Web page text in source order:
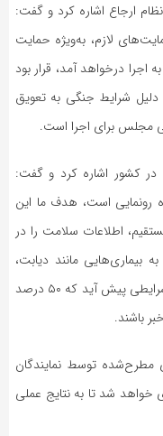
ارجاع اشاره کرد و گفت:
لازم، به‌ویژه حمایت
اجرا درخواهد آمد، قرار بود
دلیل شرایط جنگی به تعویق
مجلس برای اجرا است.
کشور اشاره کرد و گفت:
رونمایی است، هدف ما این
اطلاعات سلامت را در
مانند دیابت،
بیماری‌های قلبی و عروقی افزایش یابد، نباید شرایطی پیش آید که ۵۰ درصد
باشند.
مطرح‌شده توسط نمایندگان
شد تا به نتایج عملی